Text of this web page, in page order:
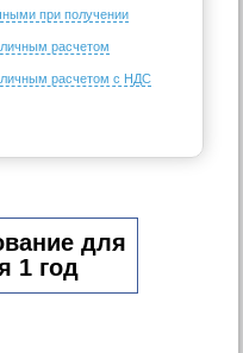
при получении
расчетом
расчетом с НДС
для
1 год